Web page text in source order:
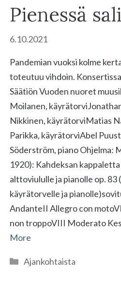
Pienessä
6.10.2021
Pandemian vuoksi kolme
toteutuu vihdoin.
Säätiön Vuoden nuoret
Moilanen,
Nikkinen, käyrätorviMatias
Parikka, käyrätorviAbel
Söderström, piano Ohjelma:
1920): Kahdeksan
alttoviululle ja pianolle op. 83
käyrätorvelle ja
AndanteII Allegro con
non troppoVIII Moderato
More
Kategoriat
Ajankohtaista